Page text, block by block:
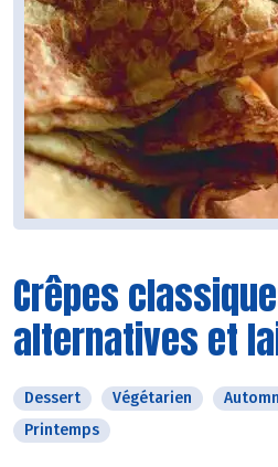
Crêpes
alternatives et
Dessert Végétarien
Printemps